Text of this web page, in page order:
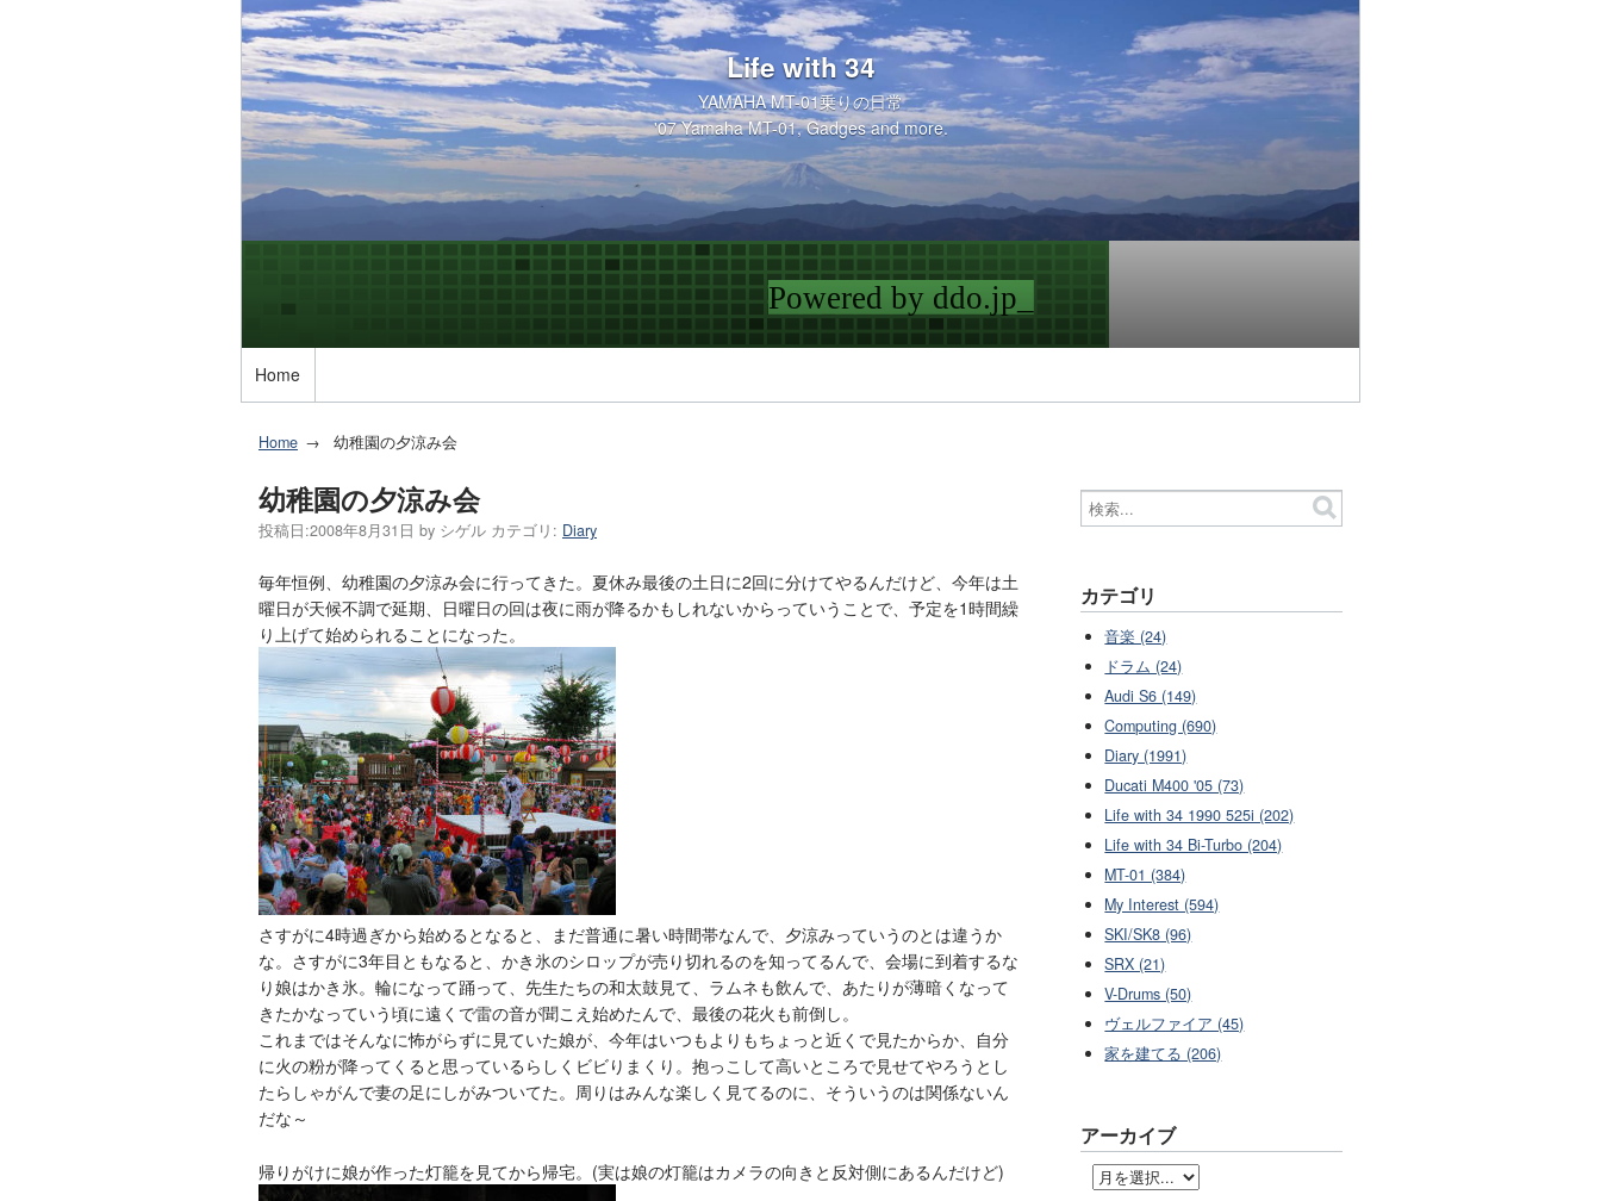
Life with 34
YAMAHA MT-01乗りの日常
'07 Yamaha MT-01, Gadges and more.
Home
Home 幼稚園の夕涼み会
幼稚園の夕涼み会
投稿日:2008年8月31日 by シゲル カテゴリ: Diary
毎年恒例、幼稚園の夕涼み会に行ってきた。夏休み最後の土日に2回に分けてやるんだけど、今年は土
曜日が天候不調で延期、日曜日の回は夜に雨が降るかもしれないからっていうことで、予定を1時間繰
り上げて始められることになった。
さすがに4時過ぎから始めるとなると、まだ普通に暑い時間帯なんで、夕涼みっていうのとは違うか
な。さすがに3年目ともなると、かき氷のシロップが売り切れるのを知ってるんで、会場に到着するな
り娘はかき氷。輪になって踊って、先生たちの和太鼓見て、ラムネも飲んで、あたりが薄暗くなって
きたかなっていう頃に遠くで雷の音が聞こえ始めたんで、最後の花火も前倒し。
これまではそんなに怖がらずに見ていた娘が、今年はいつもよりもちょっと近くで見たからか、自分
に火の粉が降ってくると思っているらしくビビりまくり。抱っこして高いところで見せてやろうとし
たらしゃがんで妻の足にしがみついてた。周りはみんな楽しく見てるのに、そういうのは関係ないん
だな～
帰りがけに娘が作った灯籠を見てから帰宅。(実は娘の灯籠はカメラの向きと反対側にあるんだけど)
カテゴリ
音楽 (24)
ドラム (24)
Audi S6 (149)
Computing (690)
Diary (1991)
Ducati M400 '05 (73)
Life with 34 1990 525i (202)
Life with 34 Bi-Turbo (204)
MT-01 (384)
My Interest (594)
SKI/SK8 (96)
SRX (21)
V-Drums (50)
ヴェルファイア (45)
家を建てる (206)
アーカイブ